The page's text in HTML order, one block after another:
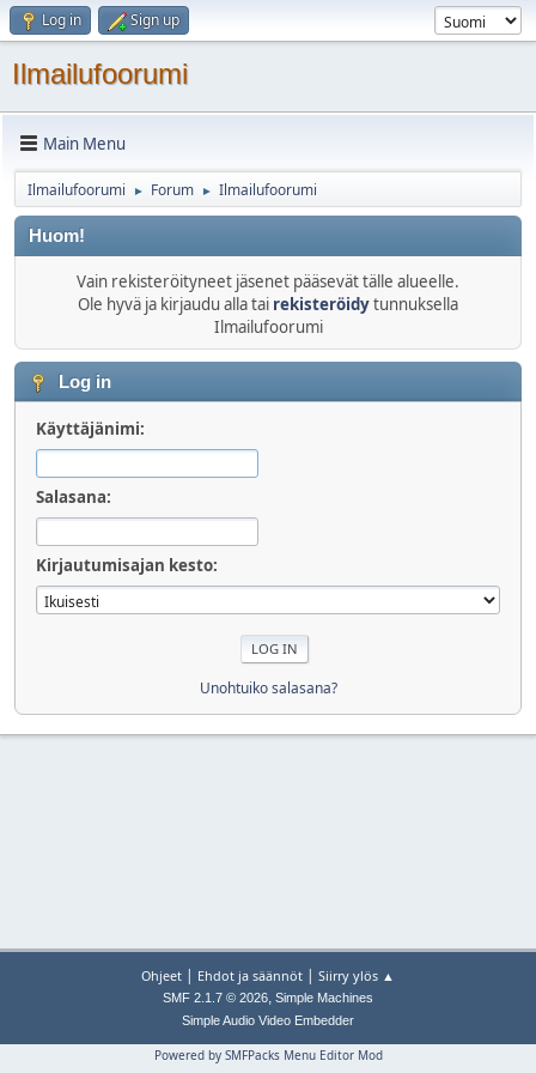
Log in Sign up
Ilmailufoorumi
Main Menu
Ilmailufoorumi ► Forum ► Ilmailufoorumi
Huom!
Vain rekisteröityneet jäsenet pääsevät tälle alueelle.
Ole hyvä ja kirjaudu alla tai rekisteröidytunnuksella
Ilmailufoorumi
Log in
Käyttäjänimi:
Salasana:
Kirjautumisajan kesto:
Unohtuiko salasana?
Ohjeet | Ehdot ja säännöt | Siirry ylös ▲
SMF 2.1.7 © 2026, Simple Machines
Simple Audio Video Embedder
Powered by SMFPacks Menu Editor Mod